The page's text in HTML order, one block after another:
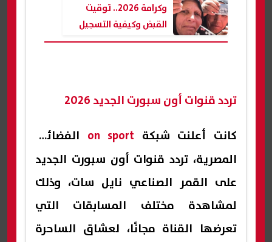
وكرامة 2026.. توقيت
القبض وكيفية التسجيل
والشروط
تردد قنوات أون سبورت الجديد 2026
كانت أعلنت شبكة on sport الفضائية
المصرية، تردد قنوات أون سبورت الجديد
على القمر الصناعي نايل سات، وذلك
لمشاهدة مختلف المسابقات التي
تعرضها القناة مجانًا، لعشاق الساحرة